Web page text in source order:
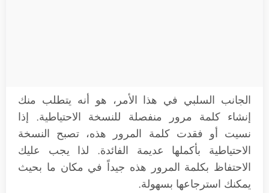
الجانب السلبي في هذا الأمر، هو أنه يتطلب منك
إنشاء كلمة مرور منفصلة للنسخة الاحتياطية. إذا
نسيت أو فقدت كلمة المرور هذه، تصبح النسخة
الاحتياطية بأكملها عديمة الفائدة. لذا يجب عليك
الاحتفاظ بكلمة المرور هذه جيداً في مكان ما بحيث
يمكنك استرجاعها بسهولة.